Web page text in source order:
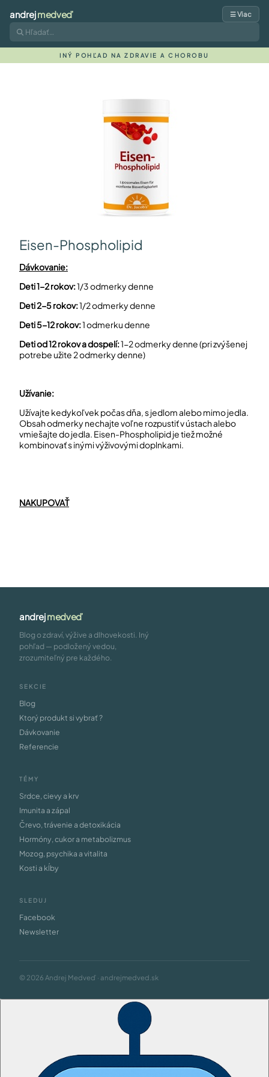
andrejmedveď ☰ Viac
INÝ POHĽAD NA ZDRAVIE A CHOROBU
Eisen-Phospholipid
Dávkovanie:
Deti 1-2 rokov:1/3 odmerky denne
Deti 2-5 rokov:1/2 odmerky denne
Deti 5-12 rokov:1 odmerku denne
Deti od 12 rokov a dospelí:1-2 odmerky denne (pri zvýšenej
potrebe užite 2 odmerky denne)
Užívanie:
Užívajte kedykoľvek počas dňa, s jedlom alebo mimo jedla.
Obsah odmerky nechajte voľne rozpustiť v ústach alebo
vmiešajte do jedla. Eisen-Phospholipid je tiež možné
kombinovať s inými výživovými doplnkami.
NAKUPOVAŤ
andrejmedveď
Blog o zdraví, výžive a dlhovekosti. Iný
pohľad — podložený vedou,
zrozumiteľný pre každého.
SEKCIE
Blog
Ktorý produkt si vybrať ?
Dávkovanie
Referencie
TÉMY
Srdce, cievy a krv
Imunita a zápal
Črevo, trávenie a detoxikácia
Hormóny, cukor a metabolizmus
Mozog, psychika a vitalita
Kosti a kĺby
SLEDUJ
Facebook
Newsletter
© 2026 Andrej Medveď · andrejmedved.sk